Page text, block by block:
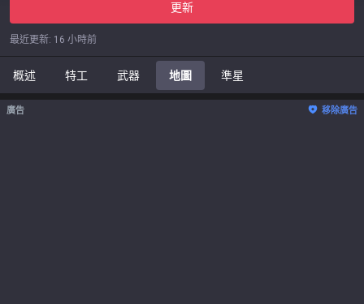
更新
最近更新: 16 小時前
概述 特工 武器 地圖 準星
廣告 移除廣告